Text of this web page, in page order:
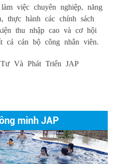
việc chuyên nghiệp, năng
thực hành các chính sách
thu nhập cao và cơ hội
cả cán bộ công nhân viên.
Và Phát Triển JAP
minh JAP